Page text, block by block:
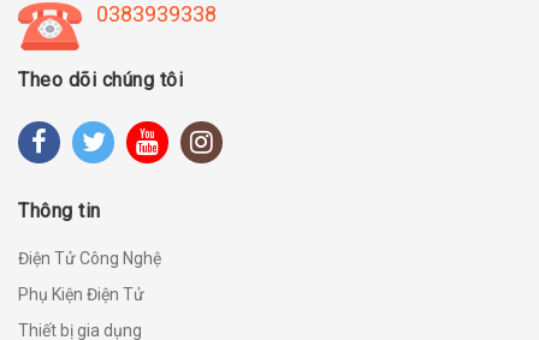
0383939338
Theo dõi chúng tôi
Thông tin
Điện Tử Công Nghệ
Phụ Kiện Điện Tử
Thiết bị gia dụng